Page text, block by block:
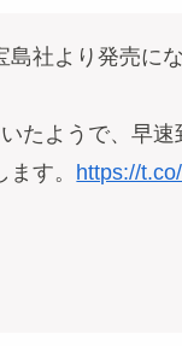
社より発売にな
たようで、早速
す。 https://